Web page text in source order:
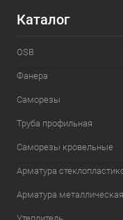
Каталог
OSB
Фанера
Саморезы
Труба профильная
Саморезы кровельные
Арматура
Арматура металлическая